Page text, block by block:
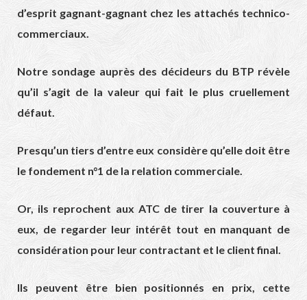
d’esprit gagnant-gagnant chez les attachés technico-
commerciaux.
Notre sondage auprès des décideurs du BTP révèle
qu’il s’agit de la valeur qui fait le plus cruellement
défaut.
Presqu’un tiers d’entre eux considère qu’elle doit être
le fondement n°1 de la relation commerciale.
Or, ils reprochent aux ATC de tirer la couverture à
eux, de regarder leur intérêt tout en manquant de
considération pour leur contractant et le client final.
Ils peuvent être bien positionnés en prix, cette